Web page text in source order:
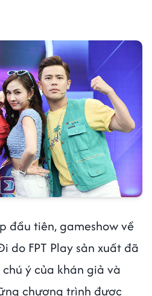
đầu tiên, gameshow về
FPT Play sản xuất đã
ý của khán giả và
chương trình được